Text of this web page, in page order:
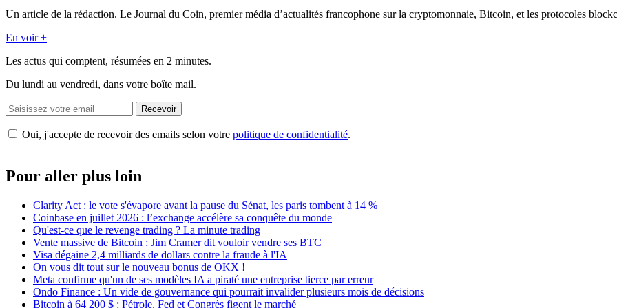
Un article de la rédaction. Le Journal du Coin, premier média d’actualités francophone sur la cryptomonnaie, Bitcoin, et les protocoles
En voir +
Les actus qui comptent, résumées en 2 minutes.
Du lundi au vendredi, dans votre boîte mail.
Recevoir
Oui, j'accepte de recevoir des emails selon votre politique de confidentialité.
Pour aller plus loin
Clarity Act : le vote s'évapore avant la pause du Sénat, les paris tombent à 14 %
Coinbase en juillet 2026 : l’exchange accélère sa conquête du monde
Qu'est-ce que le revenge trading ? La minute trading
Vente massive de Bitcoin : Jim Cramer dit vouloir vendre ses BTC
Visa dégaine 2,4 milliards de dollars contre la fraude à l'IA
On vous dit tout sur le nouveau bonus de OKX !
Meta confirme qu'un de ses modèles IA a piraté une entreprise tierce par erreur
Ondo Finance : Un vide de gouvernance qui pourrait invalider plusieurs mois de décisions
Bitcoin à 64 200 $ : Pétrole, Fed et Congrès figent le marché